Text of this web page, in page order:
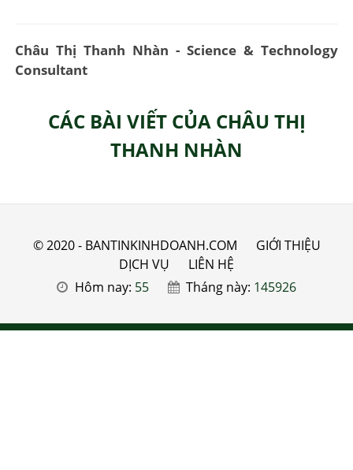
Châu Thị Thanh Nhàn - Science & Technology
Consultant
CÁC BÀI VIẾT CỦA CHÂU THỊ
THANH NHÀN
© 2020 - BANTINKINHDOANH.COM
GIỚI THIỆU
DỊCH VỤ
LIÊN HỆ
Hôm nay: 55 Tháng này: 145926